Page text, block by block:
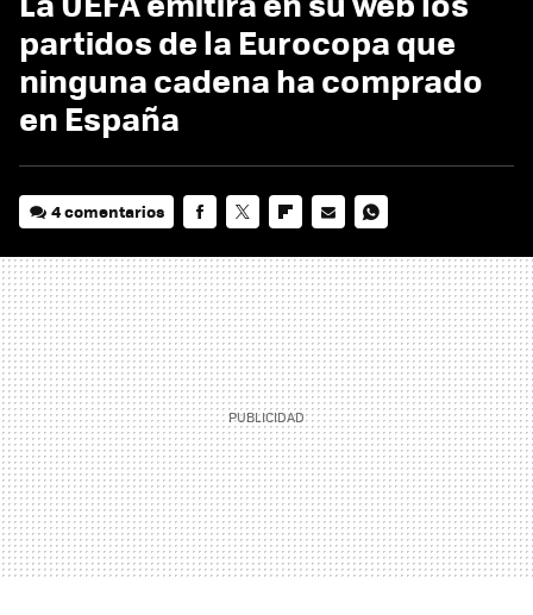
partidos de la Eurocopa que
ninguna cadena ha comprado
en España
4 comentarios
MAIL